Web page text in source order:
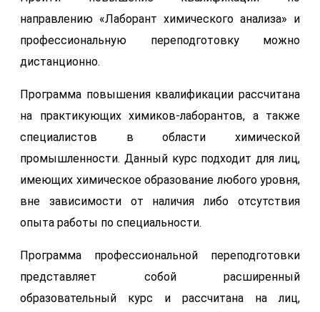
направлению «Лаборант химического анализа» и
профессиональную переподготовку можно
дистанционно.
Программа повышения квалификации рассчитана
на практикующих химиков-лаборантов, а также
специалистов в области химической
промышленности. Данный курс подходит для лиц,
имеющих химическое образование любого уровня,
вне зависимости от наличия либо отсутствия
опыта работы по специальности.
Программа профессиональной переподготовки
представляет собой расширенный
образовательный курс и рассчитана на лиц,